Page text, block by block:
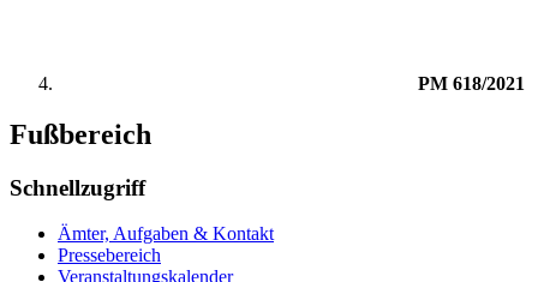
PM 618/2021
Fußbereich
Schnellzugriff
Ämter, Aufgaben & Kontakt
Pressebereich
Veranstaltungskalender